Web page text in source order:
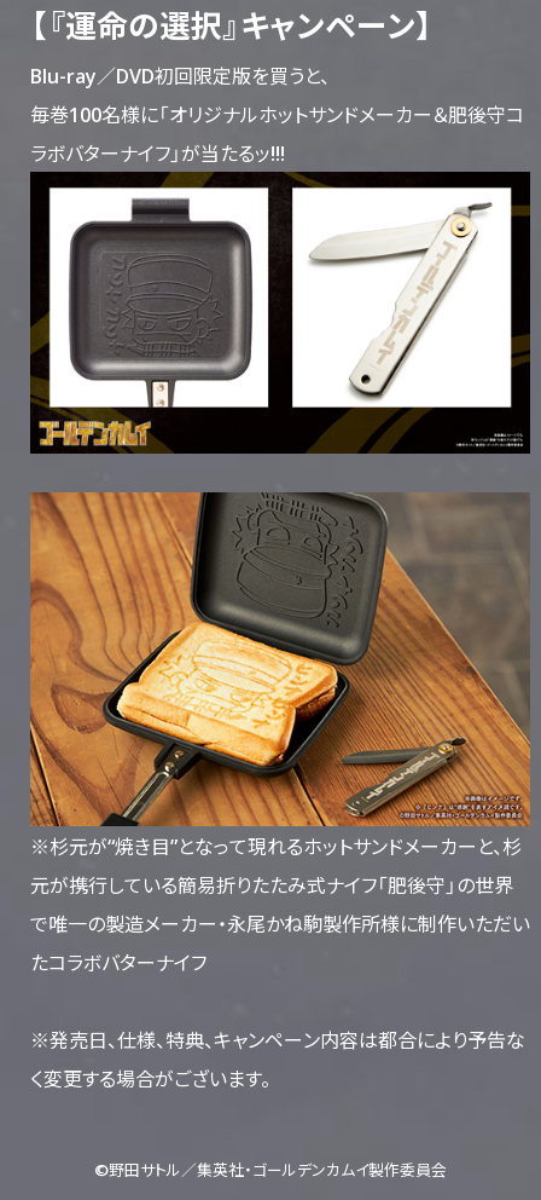
【『運命の選択』キャンペーン】
Blu-ray／DVD初回限定版を買うと、
毎巻100名様に「オリジナルホットサンドメーカー＆肥後守コ
ラボバターナイフ」が当たるッ!!!
※杉元が“焼き目”となって現れるホットサンドメーカーと、杉
元が携行している簡易折りたたみ式ナイフ「肥後守」の世界
で唯一の製造メーカー・永尾かね駒製作所様に制作いただい
たコラボバターナイフ
※発売日、仕様、特典、キャンペーン内容は都合により予告な
く変更する場合がございます。
©野田サトル／集英社・ゴールデンカムイ製作委員会